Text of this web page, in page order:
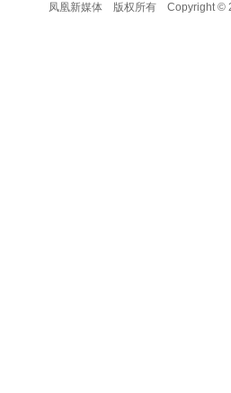
凤凰新媒体
版权所有 Copyright ©